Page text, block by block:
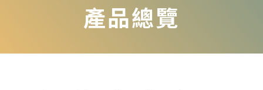
產品總覽